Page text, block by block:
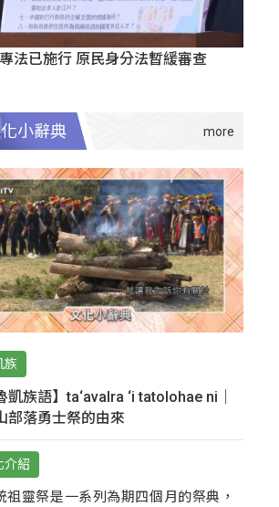
法已施行 原民身分法暫緩審查
小辭典
族
凱族語】ta‘avalra ‘i tatolohae ni｜
部落勇士祭的由來
介紹
祖靈祭是一系列為期四個月的祭典，